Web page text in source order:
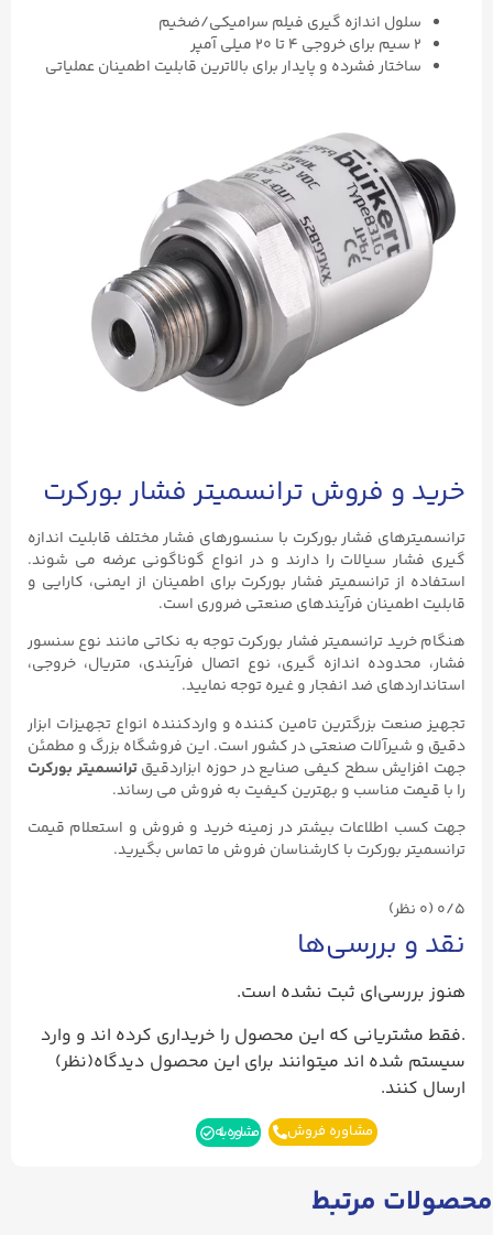
سلول اندازه گیری فیلم سرامیکی/ضخیم
۲ سیم برای خروجی ۴ تا ۲۰ میلی آمپر
ساختار فشرده و پایدار برای بالاترین قابلیت اطمینان عملیاتی
خرید و فروش ترانسمیتر فشار بورکرت
ترانسمیترهای فشار بورکرت با سنسورهای فشار مختلف قابلیت اندازه
گیری فشار سیالات را دارند و در انواع گوناگونی عرضه می شوند.
استفاده از ترانسمیتر فشار بورکرت برای اطمینان از ایمنی، کارایی و
قابلیت اطمینان فرآیندهای صنعتی ضروری است.
هنگام خرید ترانسمیتر فشار بورکرت توجه به نکاتی مانند نوع سنسور
فشار، محدوده اندازه گیری، نوع اتصال فرآیندی، متریال، خروجی،
استانداردهای ضد انفجار و غیره توجه نمایید.
تجهیز صنعت بزرگترین تامین کننده و واردکننده انواع تجهیزات ابزار
دقیق و شیرآلات صنعتی در کشور است. این فروشگاه بزرگ و مطمئن
جهت افزایش سطح کیفی صنایع در حوزه ابزاردقیقترانسمیتر بورکرت
را با قیمت مناسب و بهترین کیفیت به فروش می رساند.
جهت کسب اطلاعات بیشتر در زمینه خرید و فروش و استعلام قیمت
ترانسمیتر بورکرت با کارشناسان فروش ما تماس بگیرید.
0/5 (۰ نظر)
نقد و بررسی‌ها
هنوز بررسی‌ای ثبت نشده است.
.فقط مشتریانی که این محصول را خریداری کرده اند و وارد
سیستم شده اند میتوانند برای این محصول دیدگاه(نظر)
ارسال کنند.
مشاوره فروش مشاوره بله
محصولات مرتبط